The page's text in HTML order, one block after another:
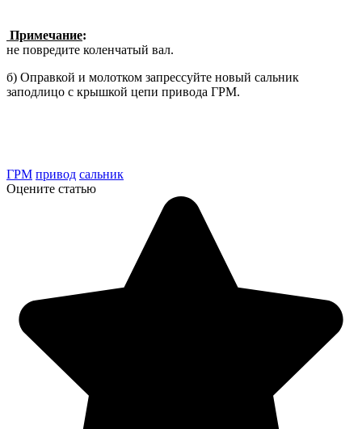
Примечание:
не повредите коленча­тый вал.
б) Оправкой и молотком запрессуйте новый сальник
заподлицо с крышкой цепи привода ГРМ.
ГРМ привод сальник
Оцените статью